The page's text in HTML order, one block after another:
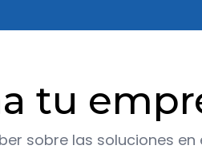
tu
sobre las soluciones